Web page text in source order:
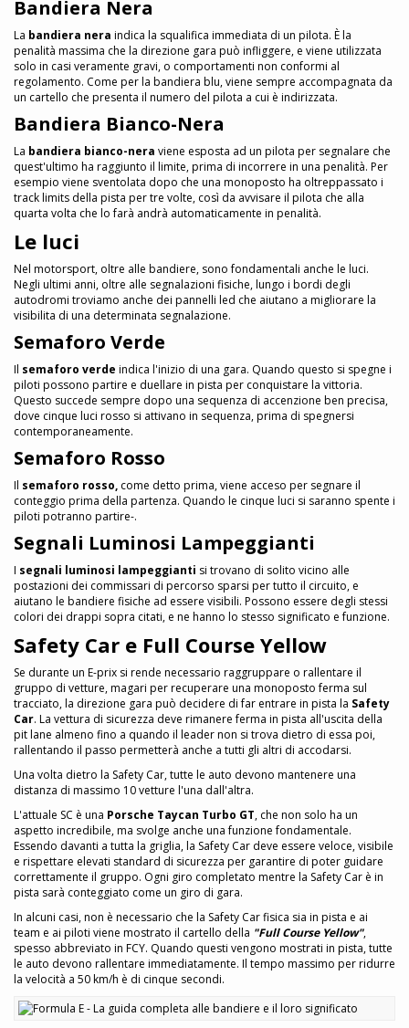
Bandiera Nera
La bandiera nera indica la squalifica immediata di un pilota. È la
penalità massima che la direzione gara può infliggere, e viene utilizzata
solo in casi veramente gravi, o comportamenti non conformi al
regolamento. Come per la bandiera blu, viene sempre accompagnata da
un cartello che presenta il numero del pilota a cui è indirizzata.
Bandiera Bianco-Nera
La bandiera bianco-nera viene esposta ad un pilota per segnalare che
quest'ultimo ha raggiunto il limite, prima di incorrere in una penalità. Per
esempio viene sventolata dopo che una monoposto ha oltreppassato i
track limits della pista per tre volte, così da avvisare il pilota che alla
quarta volta che lo farà andrà automaticamente in penalità.
Le luci
Nel motorsport, oltre alle bandiere, sono fondamentali anche le luci.
Negli ultimi anni, oltre alle segnalazioni fisiche, lungo i bordi degli
autodromi troviamo anche dei pannelli led che aiutano a migliorare la
visibilita di una determinata segnalazione.
Semaforo Verde
Il semaforo verde indica l'inizio di una gara. Quando questo si spegne i
piloti possono partire e duellare in pista per conquistare la vittoria.
Questo succede sempre dopo una sequenza di accenzione ben precisa,
dove cinque luci rosso si attivano in sequenza, prima di spegnersi
contemporaneamente.
Semaforo Rosso
Il semaforo rosso, come detto prima, viene acceso per segnare il
conteggio prima della partenza. Quando le cinque luci si saranno spente i
piloti potranno partire-.
Segnali Luminosi Lampeggianti
I segnali luminosi lampeggianti si trovano di solito vicino alle
postazioni dei commissari di percorso sparsi per tutto il circuito, e
aiutano le bandiere fisiche ad essere visibili. Possono essere degli stessi
colori dei drappi sopra citati, e ne hanno lo stesso significato e funzione.
Safety Car e Full Course Yellow
Se durante un E-prix si rende necessario raggruppare o rallentare il
gruppo di vetture, magari per recuperare una monoposto ferma sul
tracciato, la direzione gara può decidere di far entrare in pista la Safety
Car. La vettura di sicurezza deve rimanere ferma in pista all'uscita della
pit lane almeno fino a quando il leader non si trova dietro di essa poi,
rallentando il passo permetterà anche a tutti gli altri di accodarsi.
Una volta dietro la Safety Car, tutte le auto devono mantenere una
distanza di massimo 10 vetture l'una dall'altra.
L'attuale SC è una Porsche Taycan Turbo GT, che non solo ha un
aspetto incredibile, ma svolge anche una funzione fondamentale.
Essendo davanti a tutta la griglia, la Safety Car deve essere veloce, visibile
e rispettare elevati standard di sicurezza per garantire di poter guidare
correttamente il gruppo. Ogni giro completato mentre la Safety Car è in
pista sarà conteggiato come un giro di gara.
In alcuni casi, non è necessario che la Safety Car fisica sia in pista e ai
team e ai piloti viene mostrato il cartello della "Full Course Yellow",
spesso abbreviato in FCY. Quando questi vengono mostrati in pista, tutte
le auto devono rallentare immediatamente. Il tempo massimo per ridurre
la velocità a 50 km/h è di cinque secondi.